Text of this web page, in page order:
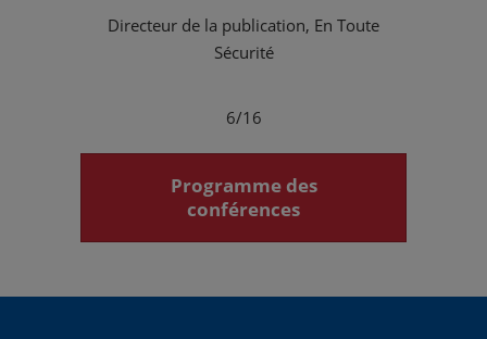
Directeur de la publication, En Toute
Sécurité
6/16
Programme des
conférences